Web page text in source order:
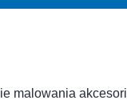
malowania